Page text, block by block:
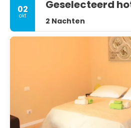
02
okt
Geselecteerd
2 Nachten